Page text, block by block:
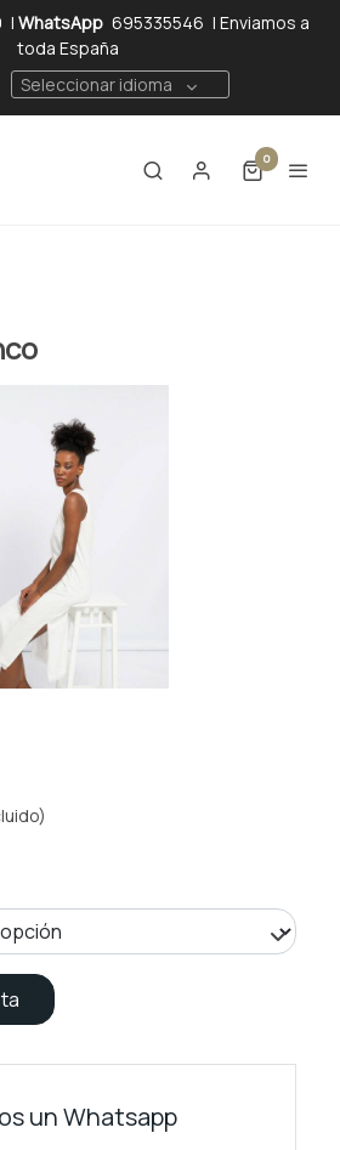
| WhatsApp 695335546 | Enviamos a
toda España
Seleccionar idioma
0
un Whatsapp